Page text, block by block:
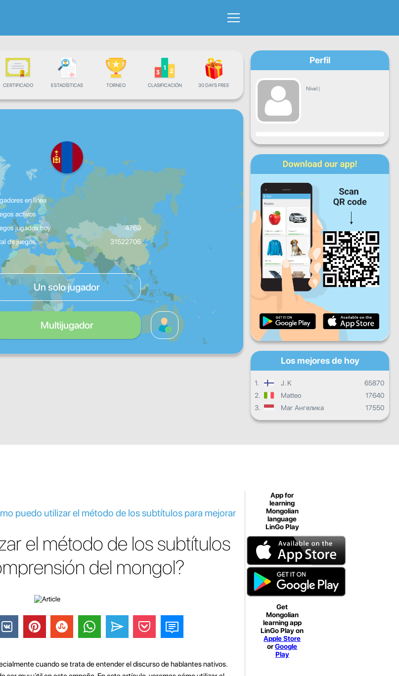
CERTIFICADO ESTADÍSTICAS TORNEO CLASIFICACIÓN 30 DAYS FREE
en línea
activos
jugados hoy
4769
de juegos
31522706
Un solo jugador
Multijugador
Perfil
Nivel |
Progreso
Lun Mié Jue
Sáb Dom
Progreso diario
Progreso mensual
Progreso general
Los mejores de hoy
1. J. K
65870
2.
Matteo
17640
3.
Маг Ангелика 17550
puedo utilizar el método de los subtítulos para mejorar
el método de los subtítulos
del mongol?
cuando se trata de entender el discurso de hablantes nativos.
App for
learning
Mongolian
language
LinGo Play
Get
Mongolian
learning app
LinGo Play on
Apple Store
orGoogle
Play